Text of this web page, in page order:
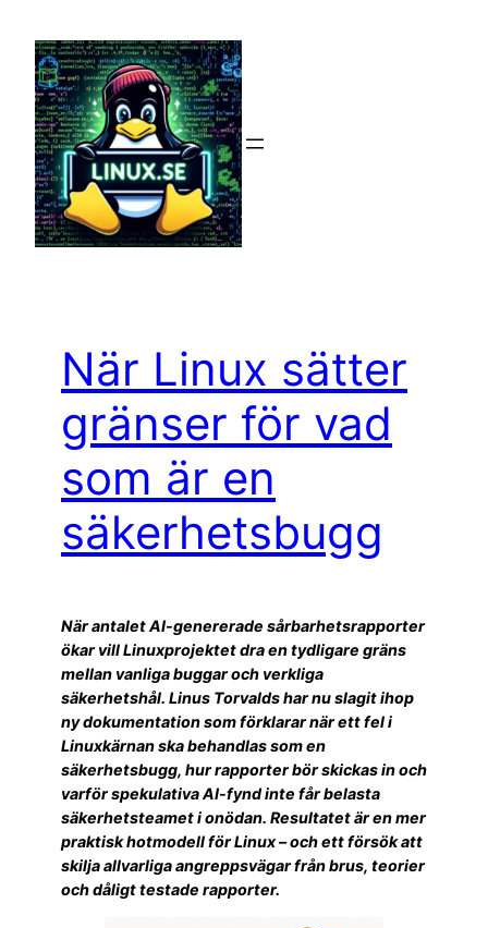
innehåll
När Linux sätter
gränser för vad
som är en
säkerhetsbugg
När antalet AI-genererade sårbarhetsrapporter
ökar vill Linuxprojektet dra en tydligare gräns
mellan vanliga buggar och verkliga
säkerhetshål. Linus Torvalds har nu slagit ihop
ny dokumentation som förklarar när ett fel i
Linuxkärnan ska behandlas som en
säkerhetsbugg, hur rapporter bör skickas in och
varför spekulativa AI-fynd inte får belasta
säkerhetsteamet i onödan. Resultatet är en mer
praktisk hotmodell för Linux – och ett försök att
skilja allvarliga angreppsvägar från brus, teorier
och dåligt testade rapporter.